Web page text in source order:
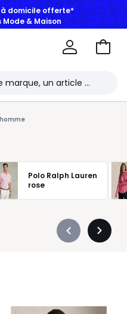
50% dès 2 articles*
Aller
Polo Ralph Lauren
rose
Précédent